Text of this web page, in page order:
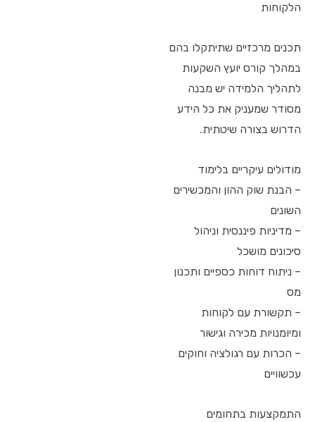
הלקוחות
תכנים מרכזיים שתיתקלו בהם
במהלך קורס יועץ השקעות
לתהליך הלמידה יש מבנה
מסודר שמעניק את כל הידע
הדרוש בצורה שיטתית.
מודולים עיקריים בלימוד
– הבנת שוק ההון והמכשירים
השונים
– מדיניות פיננסית וניהול
סיכונים מושכל
– ניתוח דוחות כספיים ותכנון
מס
– תקשורת עם לקוחות
ומיומנויות מכירה וגישור
– הכרות עם רגולציה וחוקים
עכשוויים
התמקצעות בתחומים